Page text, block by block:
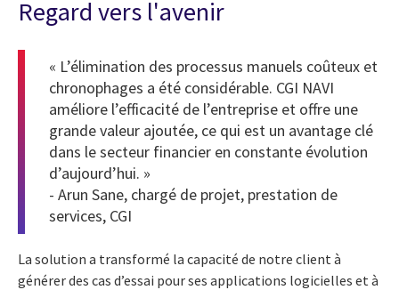
Regard vers l'avenir
« L’élimination des processus manuels coûteux et
chronophages a été considérable. CGI NAVI
améliore l’efficacité de l’entreprise et offre une
grande valeur ajoutée, ce qui est un avantage clé
dans le secteur financier en constante évolution
d’aujourd’hui. »
- Arun Sane, chargé de projet, prestation de
services, CGI
La solution a transformé la capacité de notre client à
générer des cas d’essai pour ses applications logicielles et à